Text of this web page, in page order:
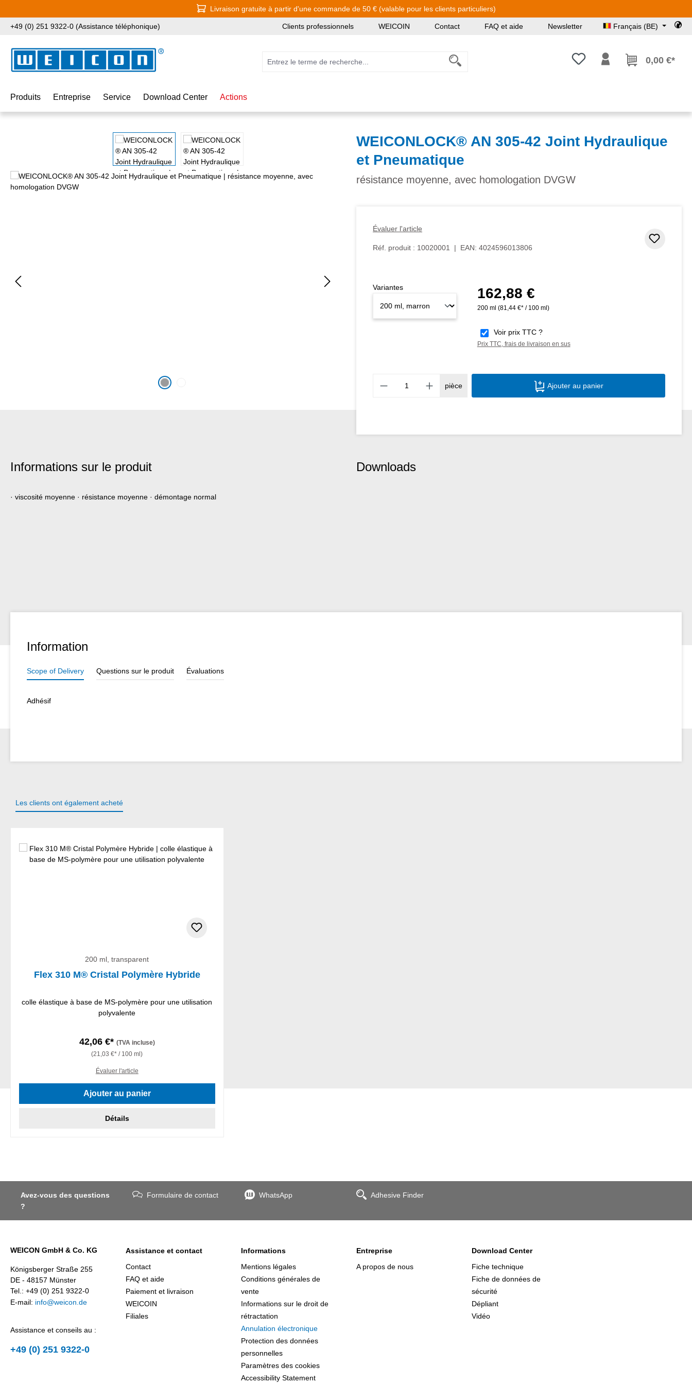
Livraison gratuite à partir d'une commande de 50 € (valable pour les clients particuliers)
+49 (0) 251 9322-0 (Assistance téléphonique) Clients professionnels WEICOIN Contact FAQ et aide Newsletter Français (BE)
Vous avez 0 articles dans votre
0,00 €*
Produits Entreprise Service Download Center Actions
WEICONLOCK® AN 305-42 Joint Hydraulique
et Pneumatique
résistance moyenne, avec homologation DVGW
Évaluer l'article
Réf. produit : 10020001 | EAN: 4024596013806
Prix régulier :
162,88 €
200 ml (81,44 €* / 100 ml)
Voir prix TTC ?
Prix TTC, frais de livraison en sus
Variantes
Quantité de produit : Entrez la quantité
pièce Ajouter au panier
Informations sur le produit
· viscosité moyenne · résistance moyenne · démontage normal
Downloads
Information
Scope of Delivery Questions sur le produit Évaluations
Adhésif
Les clients ont également acheté
200 ml, transparent
Flex 310 M® Cristal Polymère Hybride
colle élastique à base de MS-polymère pour une utilisation
polyvalente
42,06 €* (TVA incluse)
(21,03 €* / 100 ml)
Évaluer l'article
Ajouter au panier
Détails
Avez-vous des questions
?
Formulaire de contact WhatsApp Adhesive Finder
WEICON GmbH & Co. KG
Königsberger Straße 255
DE - 48157 Münster
Tel.: +49 (0) 251 9322-0
E-mail: info@weicon.de
Assistance et conseils au :
+49 (0) 251 9322-0
Assistance et contact
Contact
FAQ et aide
Paiement et livraison
WEICOIN
Filiales
Informations
Mentions légales
Conditions générales de
vente
Informations sur le droit de
rétractation
Annulation électronique
Protection des données
personnelles
Paramètres des cookies
Accessibility Statement
Entreprise
A propos de nous
Download Center
Fiche technique
Fiche de données de
sécurité
Dépliant
Vidéo